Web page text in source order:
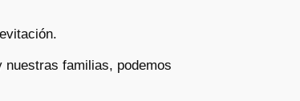
familias, podemos